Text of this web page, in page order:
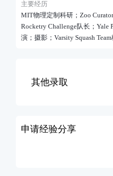
主要经历
MIT物理定制科研；Zoo
Rocketry Challenge队长；Yale
演；摄影；Varsity Squash
其他录取
申请经验分享